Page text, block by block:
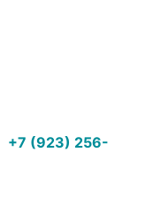
+7 (923) 256-